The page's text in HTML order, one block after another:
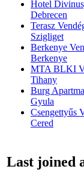
Hotel
Debrecen
Terasz
Szigliget
Berkenye
Berkenye
MTA BLKI
Tihany
Burg
Gyula
Csengettyűs
Cered
Last joined